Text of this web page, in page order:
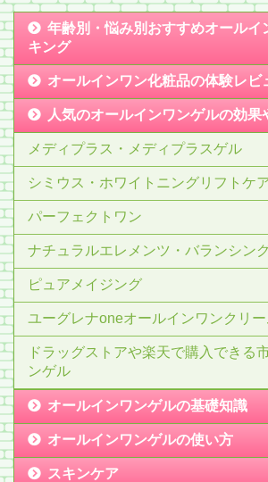
年齢別・悩み別おすすめオールイ
キング
オールインワン化粧品の体験レビ
人気のオールインワンゲルの効果
メディプラス・メディプラスゲル
シミウス・ホワイトニングリフトケ
パーフェクトワン
ナチュラルエレメンツ・バランシン
ピュアメイジング
ユーグレナoneオールインワンクリー
ドラッグストアや楽天で購入できる
ンゲル
オールインワンゲルの基礎知識
オールインワンゲルの使い方
スキンケア